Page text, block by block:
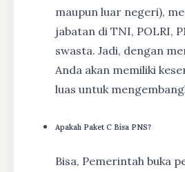
maupun luar negeri),
jabatan di TNI, POLRI,
swasta. Jadi, dengan
Anda akan memiliki
luas untuk
Apakah Paket C Bisa PNS?
Bisa, Pemerintah buka